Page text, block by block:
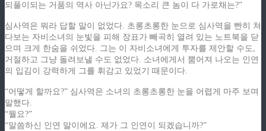
되풀이되는 거품의 역사 아닌가요? 목소리 큰 놈이 다 가로채는?”
심사역은 뭐라 답할 말이 없었다. 초롱초롱한 눈으로 심사역을 빤히 쳐
다보는 자비소녀의 눈빛을 피해 장표가 빼곡히 열려 있는 노트북을 닫
으며 크게 한숨을 쉬었다. 그는 이 자비소녀에게 투자를 제안할 수도,
거절하고 그냥 돌려보낼 수도 없었다. 소녀에게서 뿜어져 나오는 인연
의 입김이 강력하게 그를 휘감고 있었기 때문이다.
“어떻게 할까요?” 심사역은 소녀의 초롱초롱한 눈을 어렵게 마주 보며
말했다.
“뭘요?”
“말씀하신 인연 말이에요. 제가 그 인연이 되겠습니까?”